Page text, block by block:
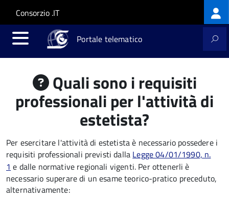
Salta al contenuto principale
Skip to site navigation
Consorzio .IT
Portale telematico
Quali sono i requisiti
professionali per l'attività di
estetista?
Per esercitare l'attività di estetista è necessario possedere i
requisiti professionali previsti dalla Legge 04/01/1990, n.
1 e dalle normative regionali vigenti. Per ottenerli è
necessario superare di un esame teorico-pratico preceduto,
alternativamente: